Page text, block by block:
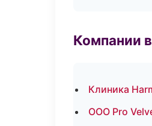
Компании
Клиника
ООО Pro